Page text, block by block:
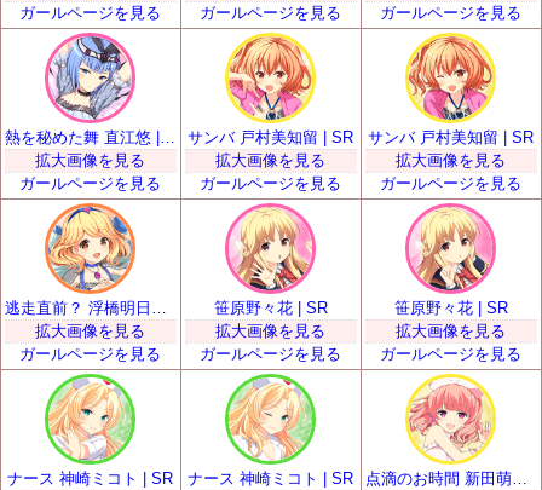
ガールページを見る
ガールページを見る
ガールページを見る
拡大画像を見る
ガールページを見る
サンバ 戸村美知留 | SR
拡大画像を見る
ガールページを見る
サンバ 戸村美知留 | SR
拡大画像を見る
ガールページを見る
拡大画像を見る
ガールページを見る
笹原野々花 | SR
拡大画像を見る
ガールページを見る
笹原野々花 | SR
拡大画像を見る
ガールページを見る
ナース 神崎ミコト | SR
ナース 神崎ミコト | SR
点滴のお時間 新田萌果 | SR